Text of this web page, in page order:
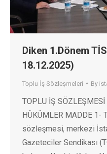
Diken 1.Dönem
18.12.2025)
Toplu İş Sözleşmeleri By
TOPLU İŞ
HÜKÜMLER MADDE 1-
sözleşmesi, merkezi
Gazeteciler Sendikası